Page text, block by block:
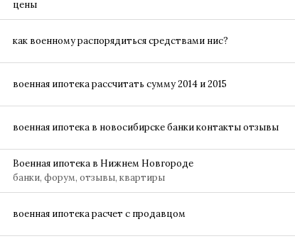
цены
как военному распорядиться средствами нис?
военная ипотека рассчитать сумму 2014 и 2015
военная ипотека в новосибирске банки контакты отзывы
Военная ипотека в Нижнем Новгороде
банки, форум, отзывы, квартиры
военная ипотека расчет с продавцом